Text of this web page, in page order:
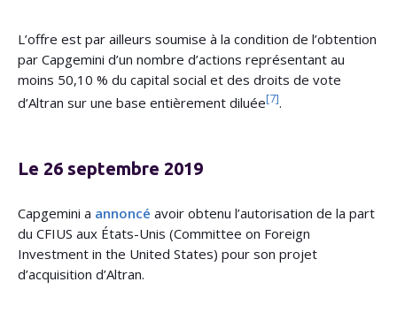
L’offre est par ailleurs soumise à la condition de l’obtention
par Capgemini d’un nombre d’actions représentant au
moins 50,10 % du capital social et des droits de vote
d’Altran sur une base entièrement diluée[7].
Le 26 septembre 2019
Capgemini a annoncé avoir obtenu l’autorisation de la part
du CFIUS aux États-Unis (Committee on Foreign
Investment in the United States) pour son projet
d’acquisition d’Altran.